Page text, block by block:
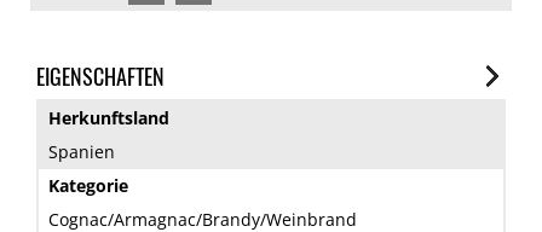
EIGENSCHAFTEN
Herkunftsland
Spanien
Kategorie
Cognac/Armagnac/Brandy/Weinbrand